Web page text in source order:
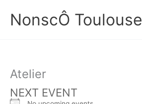
contenu
NonscÔ Toulouse
Atelier
NEXT EVENT